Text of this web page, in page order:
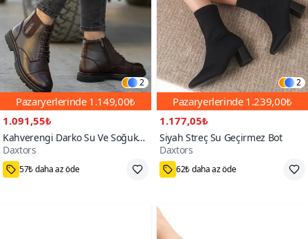
2
Pazaryerlerinde 1.149,00₺
1.091,55₺
Kahverengi Darko Su Ve Soğuk
Geçirmez İçi Kürklü Bot
Daxtors
100+
57₺ daha az öde
2
Pazaryerlerinde 1.239,00₺
1.177,05₺
Siyah Streç Su Geçirmez Bot
Daxtors
600+
62₺ daha az öde